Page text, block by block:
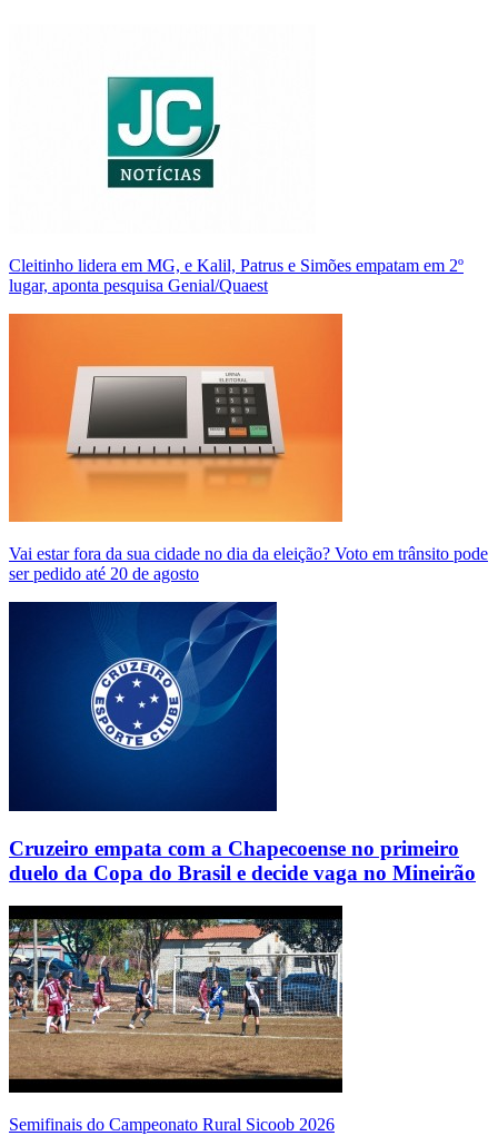
Cleitinho lidera em MG, e Kalil, Patrus e Simões empatam em 2º
lugar, aponta pesquisa Genial/Quaest
Vai estar fora da sua cidade no dia da eleição? Voto em trânsito pode
ser pedido até 20 de agosto
Cruzeiro empata com a Chapecoense no primeiro
duelo da Copa do Brasil e decide vaga no Mineirão
Semifinais do Campeonato Rural Sicoob 2026